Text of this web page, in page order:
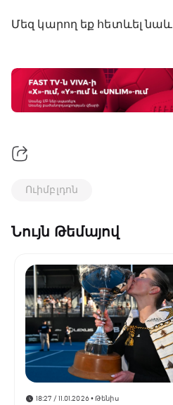
Մեզ կարող եք հետևել նաև
Ուիմբլդոն
Նույն Թեմայով
18:27 / 11.01.2026• Թենիս